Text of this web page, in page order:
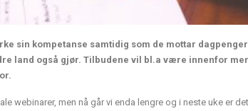
sin kompetanse samtidig som de mottar
land også gjør. Tilbudene vil bl.a være innenfor
webinarer, men nå går vi enda lengre og i neste uke er